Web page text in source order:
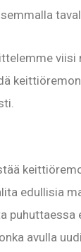
viisi
edullisia
puhuttaessa
avulla